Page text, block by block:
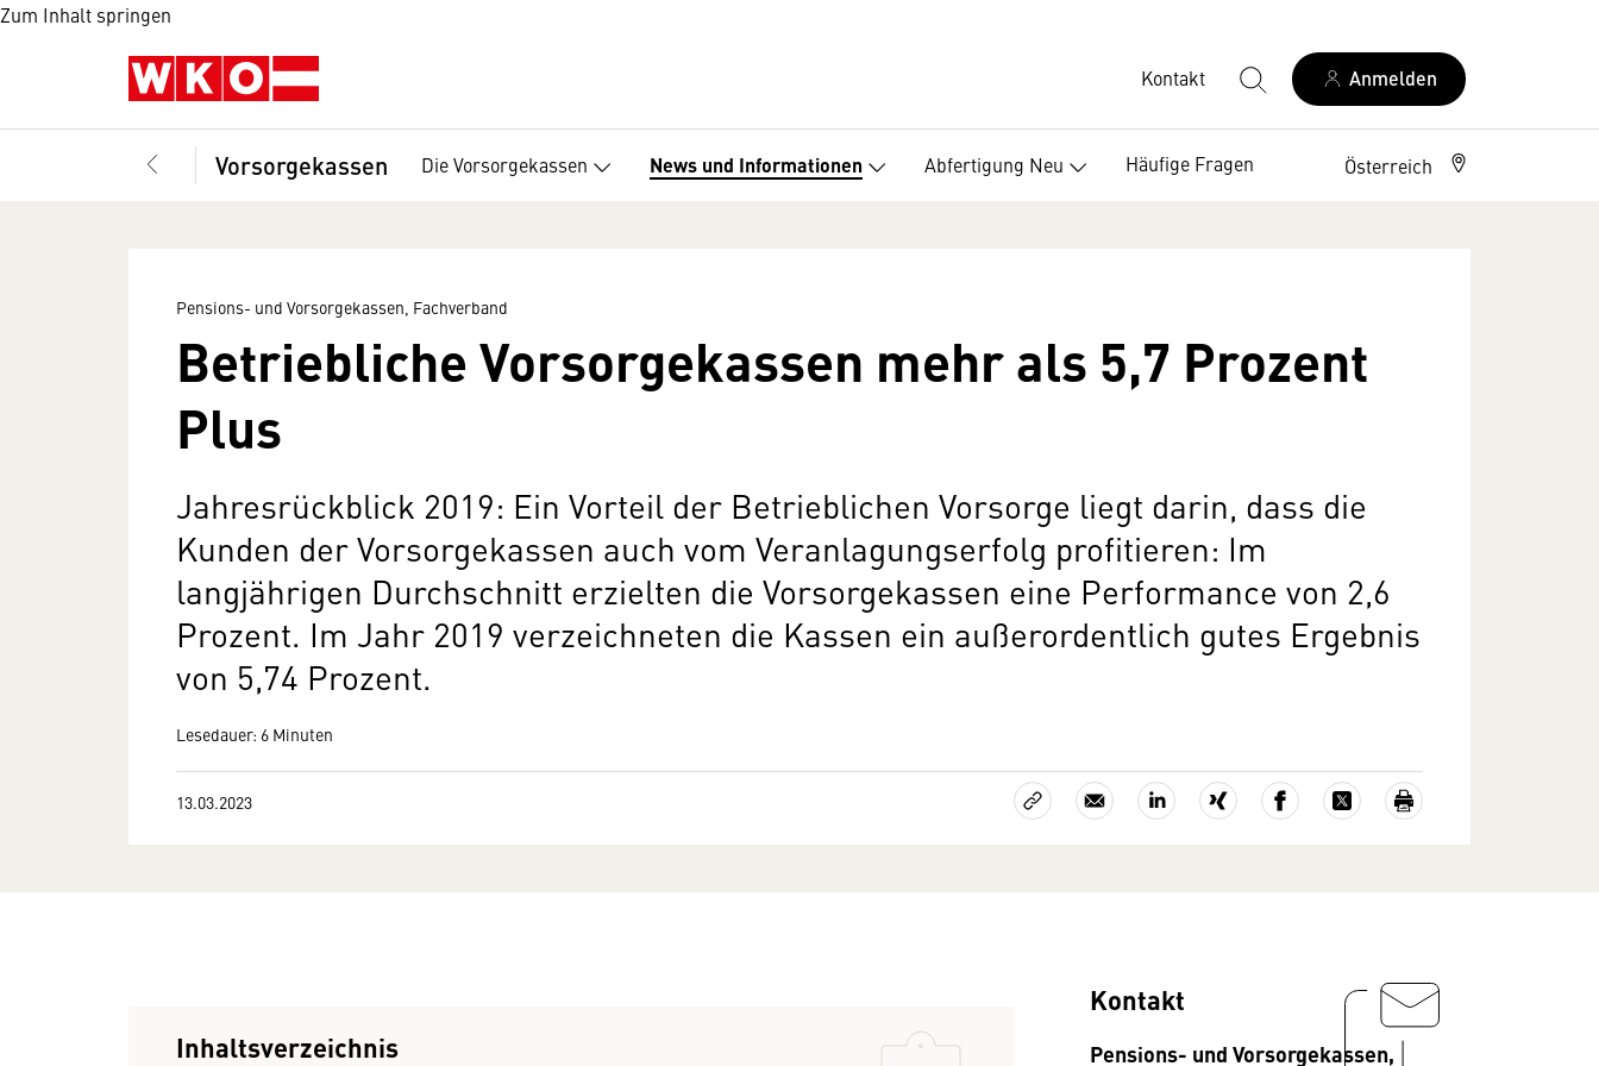
Zum Inhalt springen
Kontakt Anmelden
Vorsorgekassen Die Vorsorgekassen News und Informationen Abfertigung Neu Häufige Fragen Österreich
Pensions- und Vorsorgekassen, Fachverband
Betriebliche Vorsorgekassen mehr als 5,7 Prozent
Plus
Jahresrückblick 2019: Ein Vorteil der Betrieblichen Vorsorge liegt darin, dass die
Kunden der Vorsorgekassen auch vom Veranlagungserfolg profitieren: Im
langjährigen Durchschnitt erzielten die Vorsorgekassen eine Performance von 2,6
Prozent. Im Jahr 2019 verzeichneten die Kassen ein außerordentlich gutes Ergebnis
von 5,74 Prozent.
Lesedauer: 6 Minuten
13.03.2023
Inhaltsverzeichnis
Kontakt
Pensions- und Vorsorgekassen,